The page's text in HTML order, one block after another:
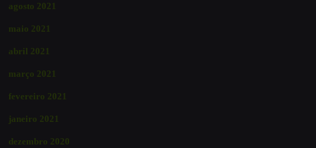
agosto 2021
maio 2021
abril 2021
março 2021
fevereiro 2021
janeiro 2021
dezembro 2020